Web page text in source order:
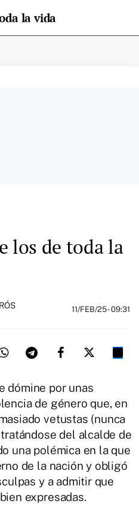
la vida
los de toda la
11/FEB/25- 09:31
dómine por unas
de género que, en
vetustas (nunca
del alcalde de
una polémica en la que
de la nación y obligó
y a admitir que
expresadas.